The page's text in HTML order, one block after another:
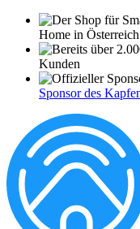
Home in Österreich
Kunden
Sponsor des